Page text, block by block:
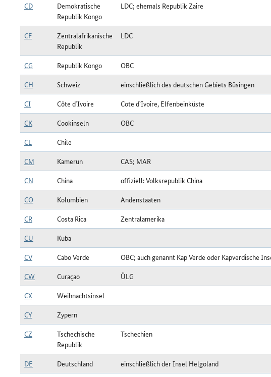
CD
Demokratische
Republik Kongo
LDC; ehemals Republik Zaire
CF
Zentralafrikanische
Republik
LDC
CG Republik Kongo
OBC
CH
Schweiz
einschließlich des deutschen Gebiets Büsingen
CI
Côte d`Ivoire
Cote d`Ivoire, Elfenbeinküste
CK
Cookinseln
OBC
CL
Chile
CM
Kamerun
CAS; MAR
CN
China
offiziell: Volksrepublik China
CO
Kolumbien
Andenstaaten
CR
Costa Rica
Zentralamerika
CU
Kuba
CV
Cabo Verde
OBC; auch genannt Kap Verde oder Kapverdische
CW
Curaçao
ÜLG
CX
Weihnachtsinsel
CY
Zypern
CZ
Tschechische
Republik
Tschechien
DE Deutschland
einschließlich der Insel Helgoland